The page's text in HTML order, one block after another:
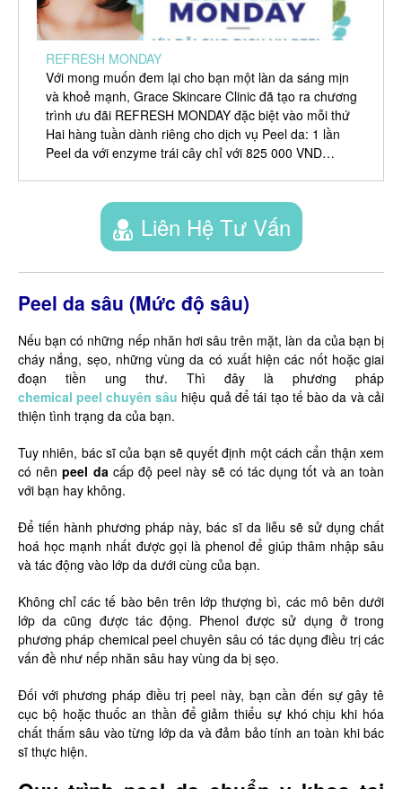
REFRESH MONDAY
Với mong muốn đem lại cho bạn một làn da sáng mịn
và khoẻ mạnh, Grace Skincare Clinic đã tạo ra chương
trình ưu đãi REFRESH MONDAY đặc biệt vào mỗi thứ
Hai hàng tuần dành riêng cho dịch vụ Peel da: 1 lần
Peel da với enzyme trái cây chỉ với 825 000 VND…
Liên Hệ Tư Vấn
Peel da sâu (Mức độ sâu)
Nếu bạn có những nếp nhăn hơi sâu trên mặt, làn da của bạn bị
cháy nắng, sẹo, những vùng da có xuất hiện các nốt hoặc giai
đoạn tiền ung thư. Thì đây là phương pháp
chemical peel chuyên sâu hiệu quả để tái tạo tế bào da và cải
thiện tình trạng da của bạn.
Tuy nhiên, bác sĩ của bạn sẽ quyết định một cách cẩn thận xem
có nênpeel da cấp độ peel này sẽ có tác dụng tốt và an toàn
với bạn hay không.
Để tiến hành phương pháp này, bác sĩ da liễu sẽ sử dụng chất
hoá học mạnh nhất được gọi là phenol để giúp thâm nhập sâu
và tác động vào lớp da dưới cùng của bạn.
Không chỉ các tế bào bên trên lớp thượng bì, các mô bên dưới
lớp da cũng được tác động. Phenol được sử dụng ở trong
phương pháp chemical peel chuyên sâu có tác dụng điều trị các
vấn đề như nếp nhăn sâu hay vùng da bị sẹo.
Đối với phương pháp điều trị peel này, bạn cần đến sự gây tê
cục bộ hoặc thuốc an thần để giảm thiểu sự khó chịu khi hóa
chất thấm sâu vào từng lớp da và đảm bảo tính an toàn khi bác
sĩ thực hiện.